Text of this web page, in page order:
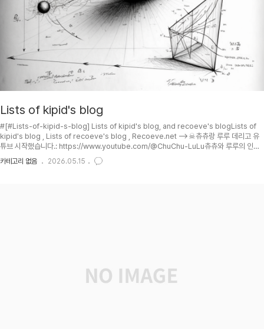
Lists of kipid's blog
#[#Lists-of-kipid-s-blog] Lists of kipid's blog, and recoeve's blogLists of
kipid's blog , Lists of recoeve's blog , Recoeve.net -->☠츄츄랑 루루 데리고 유
튜브 시작했습니다.: https://www.youtube.com/@ChuChu-LuLu츄츄와 루루의 인스
타그램도 운영중입니다.: https://www.instagram.com/kipacti/틱톡에도 가끔 올립니
다.: https://www.tiktok.com/@kipid84Recoeve.net 서비스도 베타(\beta)+배포 테
카테고리 없음 2026.05.15